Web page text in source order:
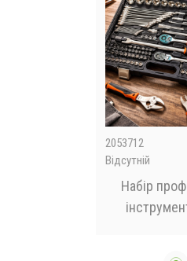
2053712
Відсутній
Набір